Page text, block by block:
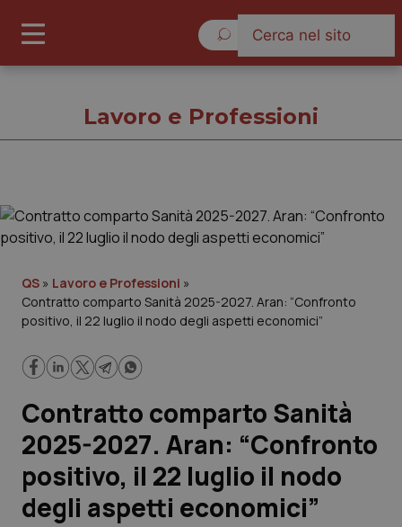
Governo e Parlamento
Regioni e Asl
Lavoro e Professioni
Scienza e Farmaci
Studi e Analisi
Lavoro e Professioni
QS » Lavoro e Professioni »
Contratto comparto Sanità 2025-2027. Aran: “Confronto
positivo, il 22 luglio il nodo degli aspetti economici”
Contratto comparto Sanità
2025-2027. Aran: “Confronto
positivo, il 22 luglio il nodo
degli aspetti economici”